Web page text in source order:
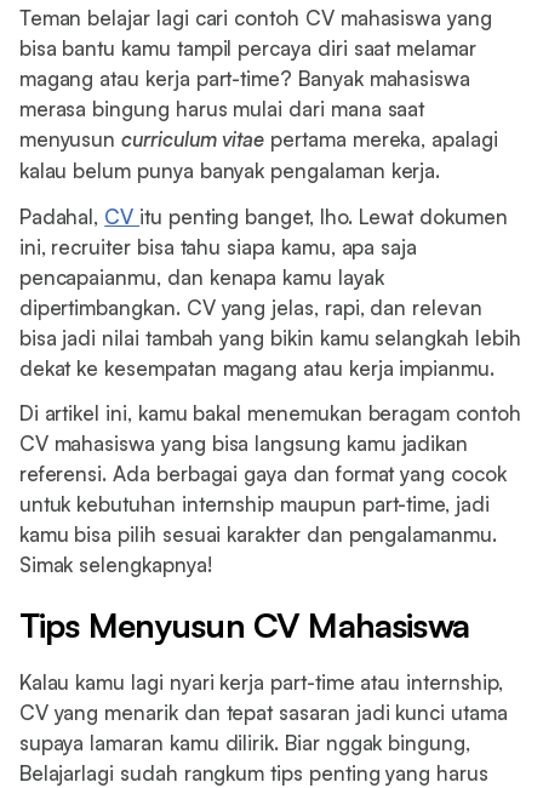
Teman belajar lagi cari contoh CV mahasiswa yang
bisa bantu kamu tampil percaya diri saat melamar
magang atau kerja part-time? Banyak mahasiswa
merasa bingung harus mulai dari mana saat
menyusuncurriculum vitae pertama mereka, apalagi
kalau belum punya banyak pengalaman kerja.
Padahal, CV itu penting banget, lho. Lewat dokumen
ini, recruiter bisa tahu siapa kamu, apa saja
pencapaianmu, dan kenapa kamu layak
dipertimbangkan. CV yang jelas, rapi, dan relevan
bisa jadi nilai tambah yang bikin kamu selangkah lebih
dekat ke kesempatan magang atau kerja impianmu.
Di artikel ini, kamu bakal menemukan beragam contoh
CV mahasiswa yang bisa langsung kamu jadikan
referensi. Ada berbagai gaya dan format yang cocok
untuk kebutuhan internship maupun part-time, jadi
kamu bisa pilih sesuai karakter dan pengalamanmu.
Simak selengkapnya!
Tips Menyusun CV Mahasiswa
Kalau kamu lagi nyari kerja part-time atau internship,
CV yang menarik dan tepat sasaran jadi kunci utama
supaya lamaran kamu dilirik. Biar nggak bingung,
Belajarlagi sudah rangkum tips penting yang harus